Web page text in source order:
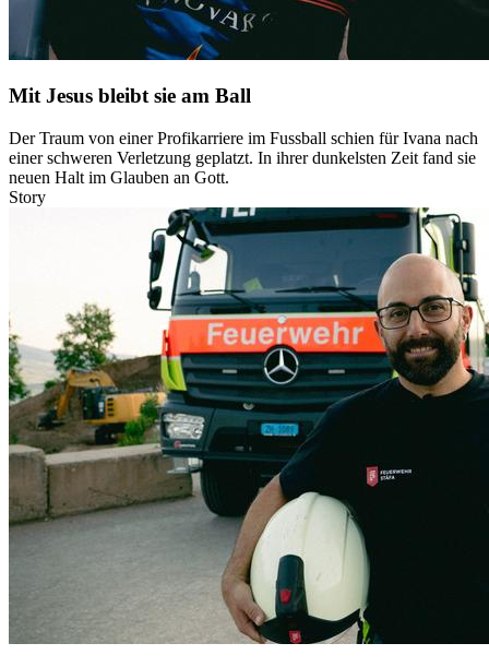
Mit Jesus bleibt sie am Ball
Der Traum von einer Profikarriere im Fussball schien für Ivana nach
einer schweren Verletzung geplatzt. In ihrer dunkelsten Zeit fand sie
neuen Halt im Glauben an Gott.
Story